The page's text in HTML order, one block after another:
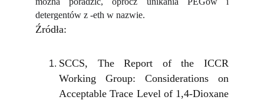
detergentów z -eth w nazwie.
Źródła:
SCCS, The Report of the ICCR
Working Group: Considerations on
Acceptable Trace Level of 1,4-Dioxane